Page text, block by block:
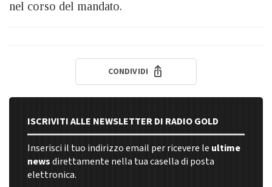
nel corso del mandato.
CONDIVIDI
ISCRIVITI ALLE NEWSLETTER DI RADIO GOLD
Inserisci il tuo indirizzo email per ricevere le ultime
newsdirettamente nella tua casella di posta
elettronica.